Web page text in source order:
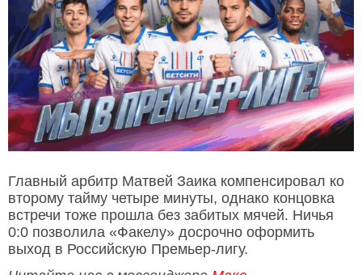
Главный арбитр Матвей Заика компенсировал ко
второму тайму четыре минуты, однако концовка
встречи тоже прошла без забитых мячей. Ничья
0:0 позволила «Факелу» досрочно оформить
выход в Российскую Премьер-лигу.